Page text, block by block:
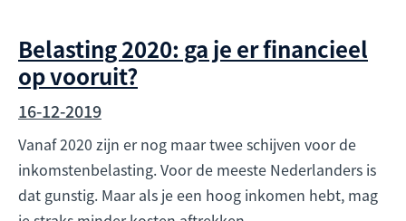
Belasting 2020: ga je er financieel
op vooruit?
16-12-2019
Vanaf 2020 zijn er nog maar twee schijven voor de
inkomstenbelasting. Voor de meeste Nederlanders is
dat gunstig. Maar als je een hoog inkomen hebt, mag